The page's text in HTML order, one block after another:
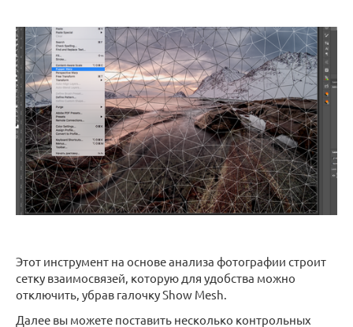
Этот инструмент на основе анализа фотографии строит
сетку взаимосвязей, которую для удобства можно
отключить, убрав галочку Show Mesh.
Далее вы можете поставить несколько контрольных